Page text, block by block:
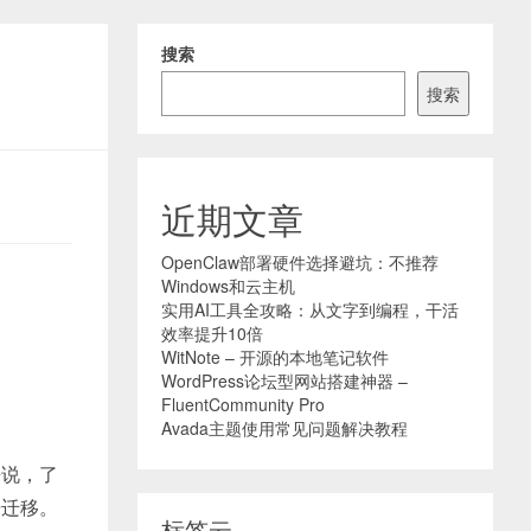
，了
移。
搜索
搜索
近期文章
OpenClaw部署硬件选择避坑：不推荐
Windows和云主机
实用AI工具全攻略：从文字到编程，干活
效率提升10倍
WitNote – 开源的本地笔记软件
WordPress论坛型网站搭建神器 –
FluentCommunity Pro
Avada主题使用常见问题解决教程